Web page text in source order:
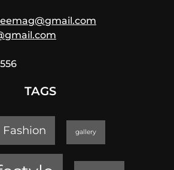
TAGS
Fashion gallery